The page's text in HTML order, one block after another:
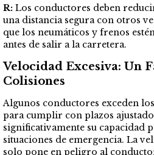
R: Los conductores deben
una distancia segura con otros
que los neumáticos y frenos
antes de salir a la carretera.
Velocidad Excesiva: Un
Colisiones
Algunos conductores exceden
para cumplir con plazos
significativamente su capacidad
situaciones de emergencia. La
solo pone en peligro al